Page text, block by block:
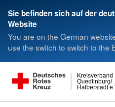
Sie befinden sich auf der
Website
You are on the German
use the switch to switch to the
Halberstadt
Quedlinburg/
Kreisverband